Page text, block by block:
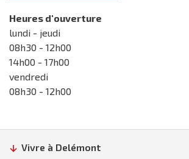
Heures d'ouverture
lundi - jeudi
08h30 - 12h00
14h00 - 17h00
vendredi
08h30 - 12h00
Vivre à Delémont